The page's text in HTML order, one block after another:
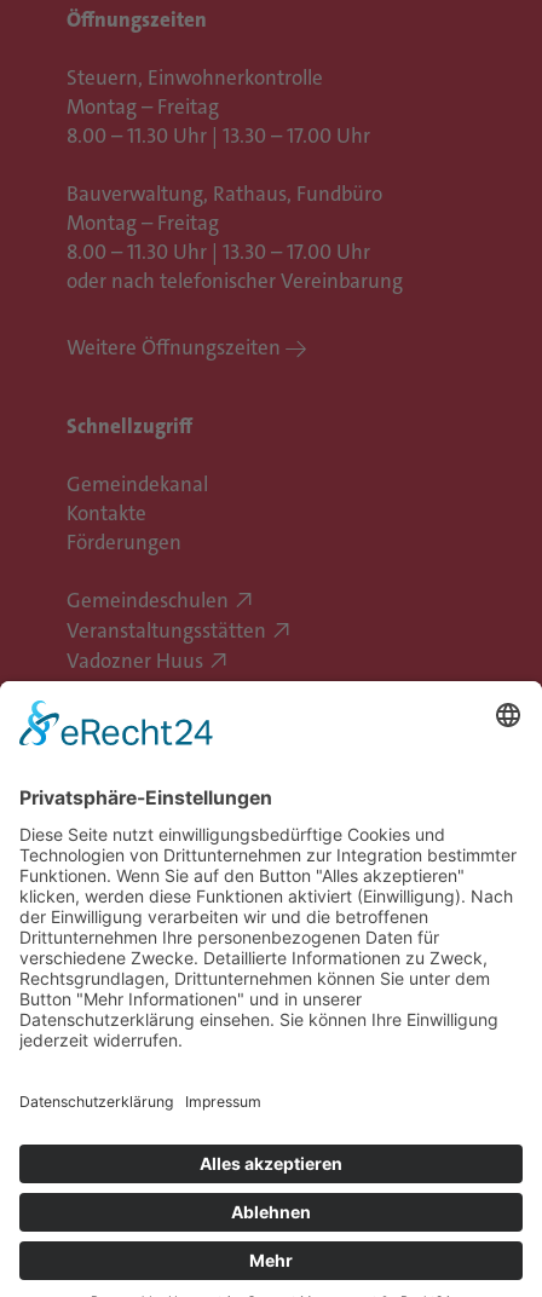
Öffnungszeiten
Steuern, Einwohnerkontrolle
Montag – Freitag
8.00 – 11.30 Uhr | 13.30 – 17.00 Uhr
Bauverwaltung, Rathaus, Fundbüro
Montag – Freitag
8.00 – 11.30 Uhr | 13.30 – 17.00 Uhr
oder nach telefonischer Vereinbarung
Weitere Öffnungszeiten
Schnellzugriff
Gemeindekanal
Kontakte
Förderungen
Gemeindeschulen
Veranstaltungsstätten
Vadozner Huus
Chatbot-Nutzungsbedingungen